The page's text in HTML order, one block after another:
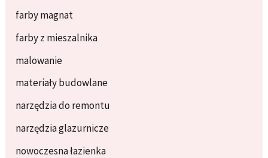
farby magnat
farby z mieszalnika
malowanie
materiały budowlane
narzędzia do remontu
narzędzia glazurnicze
nowoczesna łazienka